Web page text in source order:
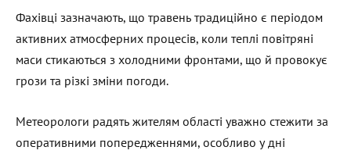
Фахівці зазначають, що травень традиційно є періодом
активних атмосферних процесів, коли теплі повітряні
маси стикаються з холодними фронтами, що й провокує
грози та різкі зміни погоди.
Метеорологи радять жителям області уважно стежити за
оперативними попередженнями, особливо у дні